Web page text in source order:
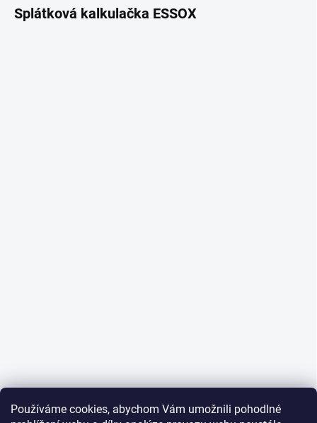
Používáme cookies, abychom Vám umožnili pohodlné
Splátková kalkulačka ESSOX